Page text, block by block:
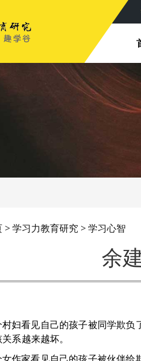
>学习力教育研究 >学习心智
余
看见自己的孩子被同学欺负了
系越来越坏。
家看见自己的孩子被伙伴给欺